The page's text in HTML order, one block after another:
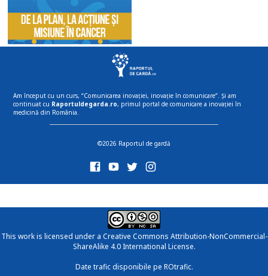
Am început cu un curs, “Comunicarea inovației, inovație în comunicare”. Și am
continuat cu Raportuldegarda.ro, primul portal de comunicare a inovației în
medicină din România.
©2026 Raportul de gardă
This work is licensed under a Creative Commons Attribution-NonCommercial-
ShareAlike 4.0 International License.
Date trafic disponibile pe ROtrafic.